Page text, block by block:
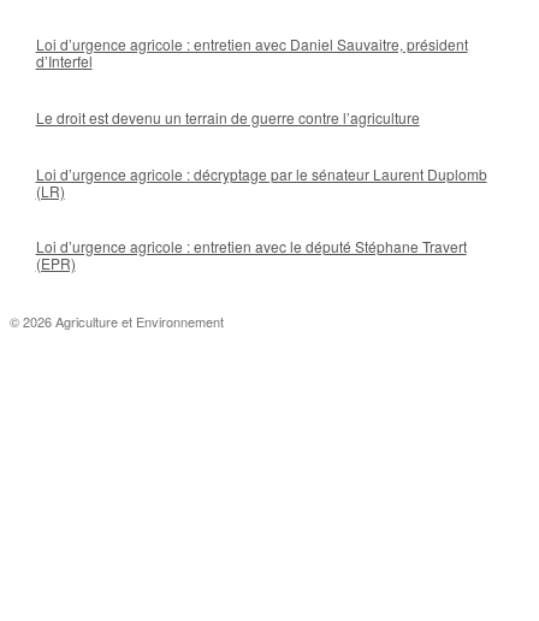
Loi d’urgence agricole : entretien avec Daniel Sauvaitre, président
d’Interfel
Le droit est devenu un terrain de guerre contre l’agriculture
Loi d’urgence agricole : décryptage par le sénateur Laurent Duplomb
(LR)
Loi d’urgence agricole : entretien avec le député Stéphane Travert
(EPR)
© 2026 Agriculture et Environnement